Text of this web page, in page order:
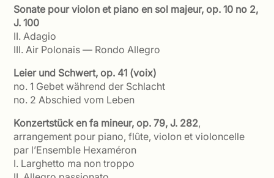
Sonate pour violon et piano en sol majeur, op. 10 no 2,
J. 100
II. Adagio
III. Air Polonais — Rondo Allegro
Leier und Schwert, op. 41 (voix)
no. 1 Gebet während der Schlacht
no. 2 Abschied vom Leben
Konzertstück en fa mineur, op. 79, J. 282,
arrangement pour piano, flûte, violon et violoncelle
par l’Ensemble Hexaméron
I. Larghetto ma non troppo